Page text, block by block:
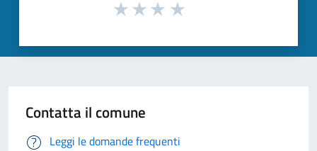
Contatta il comune
Leggi le domande frequenti